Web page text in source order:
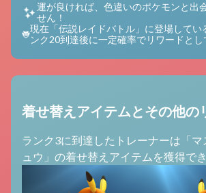
運が良ければ、色違いのポケモンと出
せん！
現在「伝説レイドバトル」に登場してい
ンク20到達後に一定確率でリワードとし
着せ替えアイテムとその他の
ランク3に到達したトレーナーは「
ュウ」の着せ替えアイテムを獲得でき